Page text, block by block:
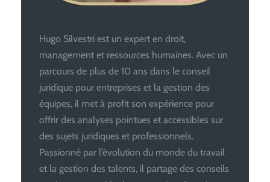
Hugo Silvestri est un expert en droit,
management et ressources humaines. Avec un
parcours de plus de 10 ans dans le conseil
juridique pour entreprises et la gestion des
équipes, il met à profit son expérience pour
offrir des analyses pointues et accessibles sur
des sujets juridiques et professionnels.
Passionné par l’évolution du monde du travail
et la gestion des talents, il partage des conseils